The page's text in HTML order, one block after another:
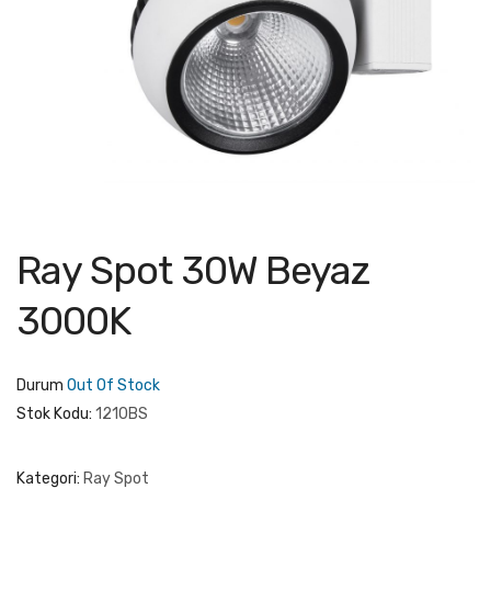
Ray Spot 30W Beyaz
3000K
Durum Out Of Stock
Stok Kodu: 1210BS
Kategori: Ray Spot